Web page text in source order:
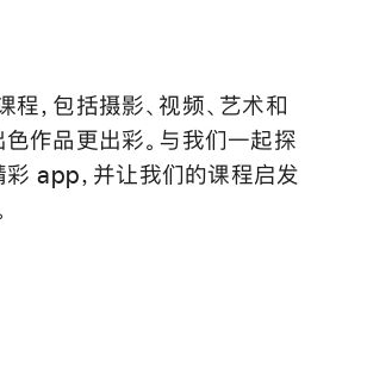
，包括摄影、视频、艺术和
色作品更出彩。与我们一起探
彩 app，并让我们的课程启发